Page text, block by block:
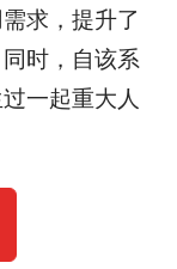
求，提升了
时，自该系
一起重大人